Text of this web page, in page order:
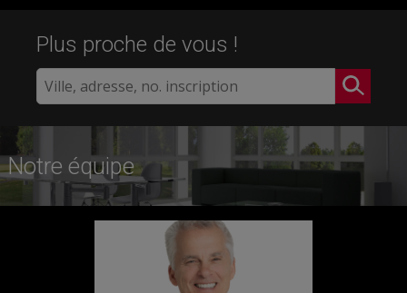
Plus proche de vous !
Notre équipe